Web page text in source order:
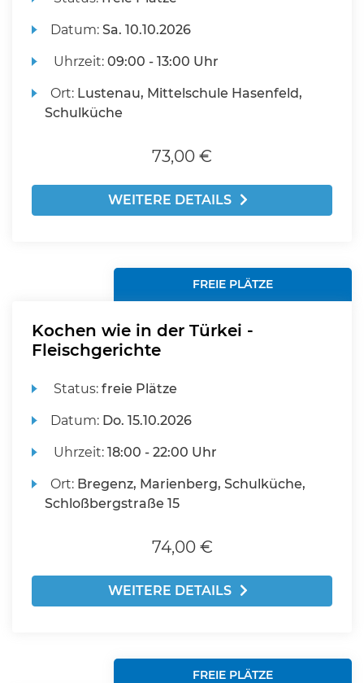
Datum:Sa. 10.10.2026
Uhrzeit:09:00 - 13:00 Uhr
Ort: Lustenau, Mittelschule Hasenfeld,
Schulküche
73,00 €
WEITERE DETAILS
FREIE PLÄTZE
Kochen wie in der Türkei -
Fleischgerichte
Status:freie Plätze
Datum: Do. 15.10.2026
Uhrzeit:18:00 - 22:00 Uhr
Ort: Bregenz, Marienberg, Schulküche,
Schloßbergstraße 15
74,00 €
WEITERE DETAILS
FREIE PLÄTZE